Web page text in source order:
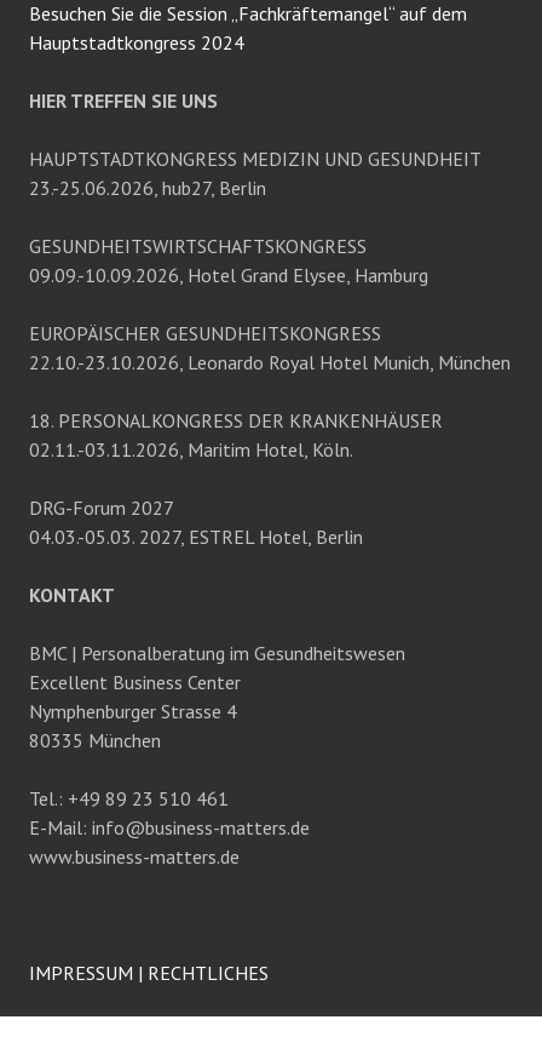
Besuchen Sie die Session „Fachkräftemangel“ auf dem
Hauptstadtkongress 2024
HIER TREFFEN SIE UNS
HAUPTSTADTKONGRESS MEDIZIN UND GESUNDHEIT
23.-25.06.2026, hub27, Berlin
GESUNDHEITSWIRTSCHAFTSKONGRESS
09.09.-10.09.2026, Hotel Grand Elysee, Hamburg
EUROPÄISCHER GESUNDHEITSKONGRESS
22.10.-23.10.2026, Leonardo Royal Hotel Munich, München
18. PERSONALKONGRESS DER KRANKENHÄUSER
02.11.-03.11.2026, Maritim Hotel, Köln.
DRG-Forum 2027
04.03.-05.03. 2027, ESTREL Hotel, Berlin
KONTAKT
BMC | Personalberatung im Gesundheitswesen
Excellent Business Center
Nymphenburger Strasse 4
80335 München
Tel.: +49 89 23 510 461
E-Mail: info@business-matters.de
www.business-matters.de
IMPRESSUM | RECHTLICHES